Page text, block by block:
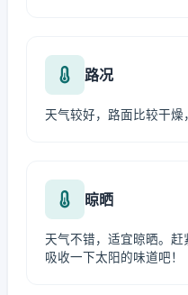
路况
天气较好，路面比较干燥
晾晒
天气不错，适宜晾晒。
吸收一下太阳的味道吧！